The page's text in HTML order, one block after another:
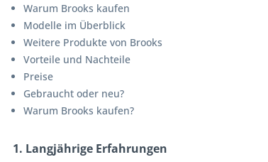
Warum Brooks kaufen
Modelle im Überblick
Weitere Produkte von Brooks
Vorteile und Nachteile
Preise
Gebraucht oder neu?
Warum Brooks kaufen?
1. Langjährige Erfahrungen